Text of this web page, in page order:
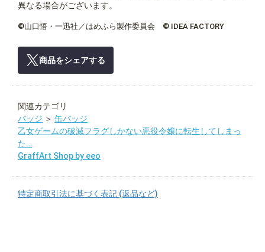
異なる場合がございます。
©山口悟・一迅社／はめふら製作委員会 © IDEA FACTORY
商品をシェアする
関連カテゴリ
バッジ ＞ 缶バッジ
乙女ゲームの破滅フラグしかない悪役令嬢に転生してしまっ
た…
GraffArt Shop by eeo
特定商取引法に基づく表記 (返品など)